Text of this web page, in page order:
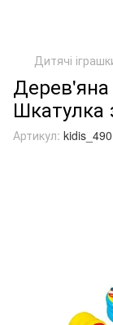
Дитячі
Дерев'яна
Шкатулка
Артикул: kidis_490